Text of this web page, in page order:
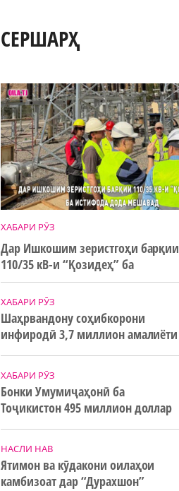
СЕРШАРҲ
ХАБАРИ РӮЗ
Дар Ишкошим зеристгоҳи барқии
110/35 кВ-и “Қозидеҳ” ба
истифода дода мешавад
ХАБАРИ РӮЗ
Шаҳрвандону соҳибкорони
инфиродӣ 3,7 миллион амалиёти
ХАБАРИ РӮЗ
Бонки Умумиҷаҳонӣ ба
Тоҷикистон 495 миллион доллар
НАСЛИ НАВ
Ятимон ва кӯдакони оилаҳои
камбизоат дар “Дурахшон”